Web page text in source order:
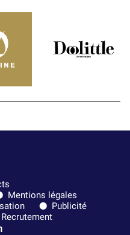
Mentions légales
Publicité
Recrutement